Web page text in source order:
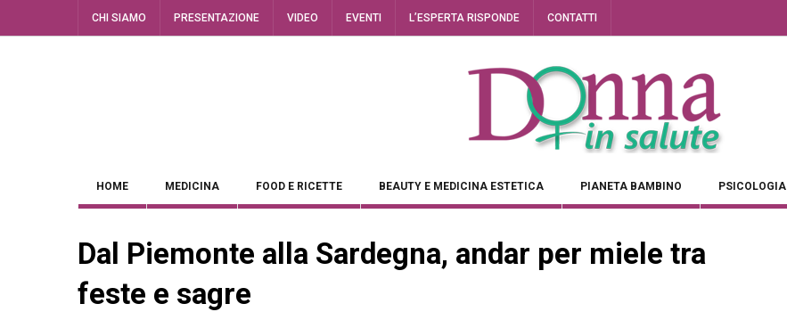
CHI SIAMO PRESENTAZIONE VIDEO EVENTI L’ESPERTA RISPONDE CONTATTI
HOME MEDICINA FOOD E RICETTE BEAUTY E MEDICINA ESTETICA PIANETA BAMBINO PSICOLOGIA
Dal Piemonte alla Sardegna, andar per miele tra
feste e sagre